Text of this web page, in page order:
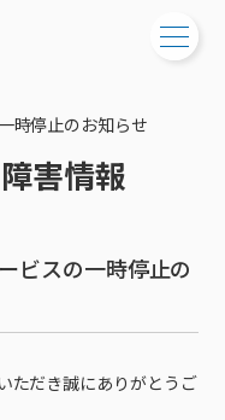
時停止のお知らせ
害情報
ビスの一時停止の
ただき誠にありがとうご